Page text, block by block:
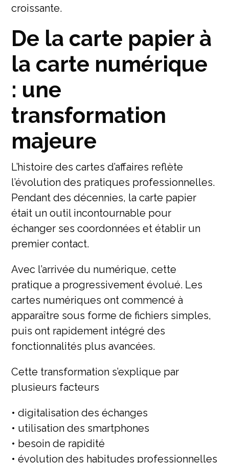
croissante.
De la carte papier à
la carte numérique
: une
transformation
majeure
L’histoire des cartes d’affaires reflète
l’évolution des pratiques professionnelles.
Pendant des décennies, la carte papier
était un outil incontournable pour
échanger ses coordonnées et établir un
premier contact.
Avec l’arrivée du numérique, cette
pratique a progressivement évolué. Les
cartes numériques ont commencé à
apparaître sous forme de fichiers simples,
puis ont rapidement intégré des
fonctionnalités plus avancées.
Cette transformation s’explique par
plusieurs facteurs
• digitalisation des échanges
• utilisation des smartphones
• besoin de rapidité
• évolution des habitudes professionnelles